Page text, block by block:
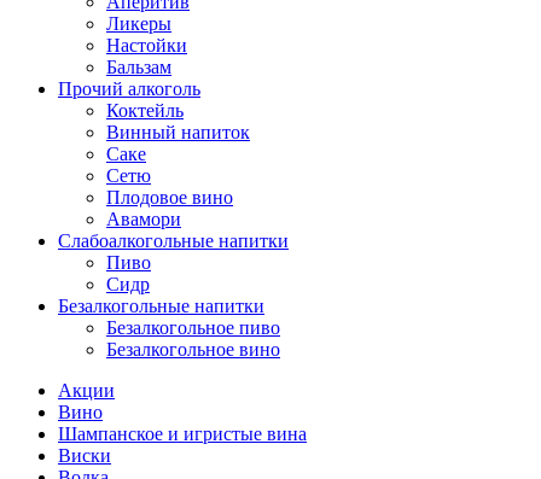
Ликеры
Настойки
Бальзам
Прочий алкоголь
Коктейль
Винный напиток
Саке
Сетю
Плодовое вино
Авамори
Слабоалкогольные напитки
Пиво
Сидр
Безалкогольные напитки
Безалкогольное пиво
Безалкогольное вино
Акции
Вино
Шампанское и игристые вина
Виски